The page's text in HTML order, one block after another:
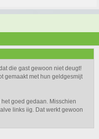
die gast gewoon niet deugt!
gemaakt met hun geldgesmijt
goed gedaan. Misschien
links iig. Dat werkt gewoon